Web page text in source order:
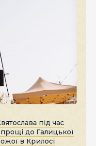
під час
до Галицької
в Крилосі